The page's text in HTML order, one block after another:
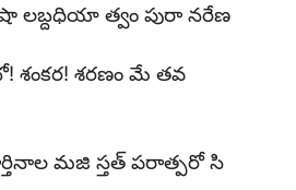
లబ్దధియా త్వం పురా నరేణ
శంకర! శరణం మే తవ
మజి స్తత్ పరాత్పరో సి